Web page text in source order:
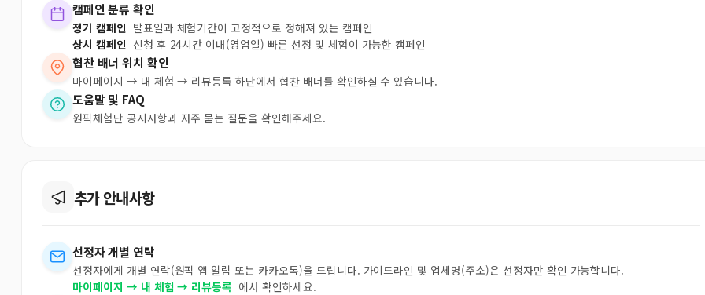
캠페인 분류 확인
정기 캠페인 발표일과 체험기간이 고정적으로 정해져 있는 캠페인
상시 캠페인 신청 후 24시간 이내(영업일) 빠른 선정 및 체험이 가능한 캠페인
협찬 배너 위치 확인
마이페이지 → 내 체험 → 리뷰등록 하단에서 협찬 배너를 확인하실 수 있습니다.
도움말 및 FAQ
원픽체험단 공지사항과 자주 묻는 질문을 확인해주세요.
추가 안내사항
선정자 개별 연락
선정자에게 개별 연락(원픽 앱 알림 또는 카카오톡)을 드립니다. 가이드라인 및 업체명(주소)은 선정자만 확인 가능합니다.
마이페이지 → 내 체험 → 리뷰등록 에서 확인하세요.